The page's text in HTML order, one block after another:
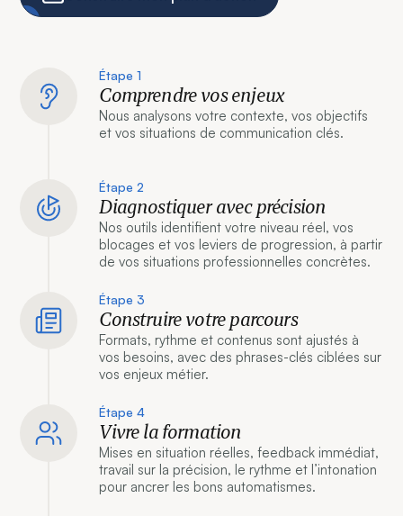
Étape 1
Comprendre vos enjeux
Nous analysons votre contexte, vos objectifs
et vos situations de communication clés.
Étape 2
Diagnostiquer avec précision
Nos outils identifient votre niveau réel, vos
blocages et vos leviers de progression, à partir
de vos situations professionnelles concrètes.
Étape 3
Construire votre parcours
Formats, rythme et contenus sont ajustés à
vos besoins, avec des phrases-clés ciblées sur
vos enjeux métier.
Étape 4
Vivre la formation
Mises en situation réelles, feedback immédiat,
travail sur la précision, le rythme et l’intonation
pour ancrer les bons automatismes.